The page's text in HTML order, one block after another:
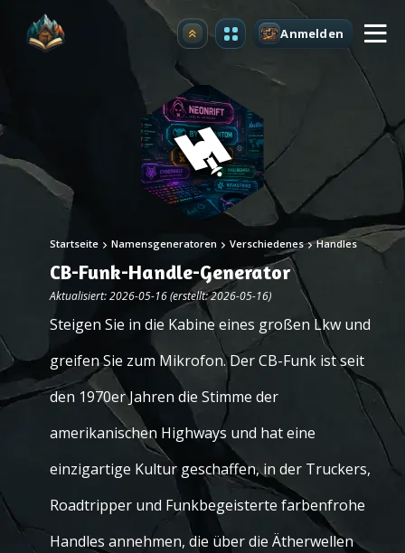
Upgrade Anmelden
Startseite Namensgeneratoren Verschiedenes Handles
CB-Funk-Handle-Generator
Aktualisiert: 2026-05-16 (erstellt: 2026-05-16)
Steigen Sie in die Kabine eines großen Lkw und
greifen Sie zum Mikrofon. Der CB-Funk ist seit
den 1970er Jahren die Stimme der
amerikanischen Highways und hat eine
einzigartige Kultur geschaffen, in der Truckers,
Roadtripper und Funkbegeisterte farbenfrohe
Handles annehmen, die über die Ätherwellen